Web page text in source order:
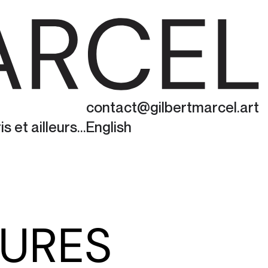
et ailleurs...
contact@gilbertmarcel.art
English